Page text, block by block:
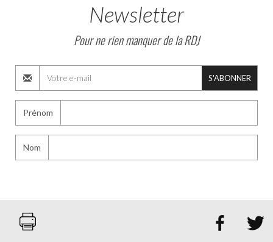
Newsletter
Pour ne rien manquer de la RDJ
S'ABONNER
Prénom
Nom
 